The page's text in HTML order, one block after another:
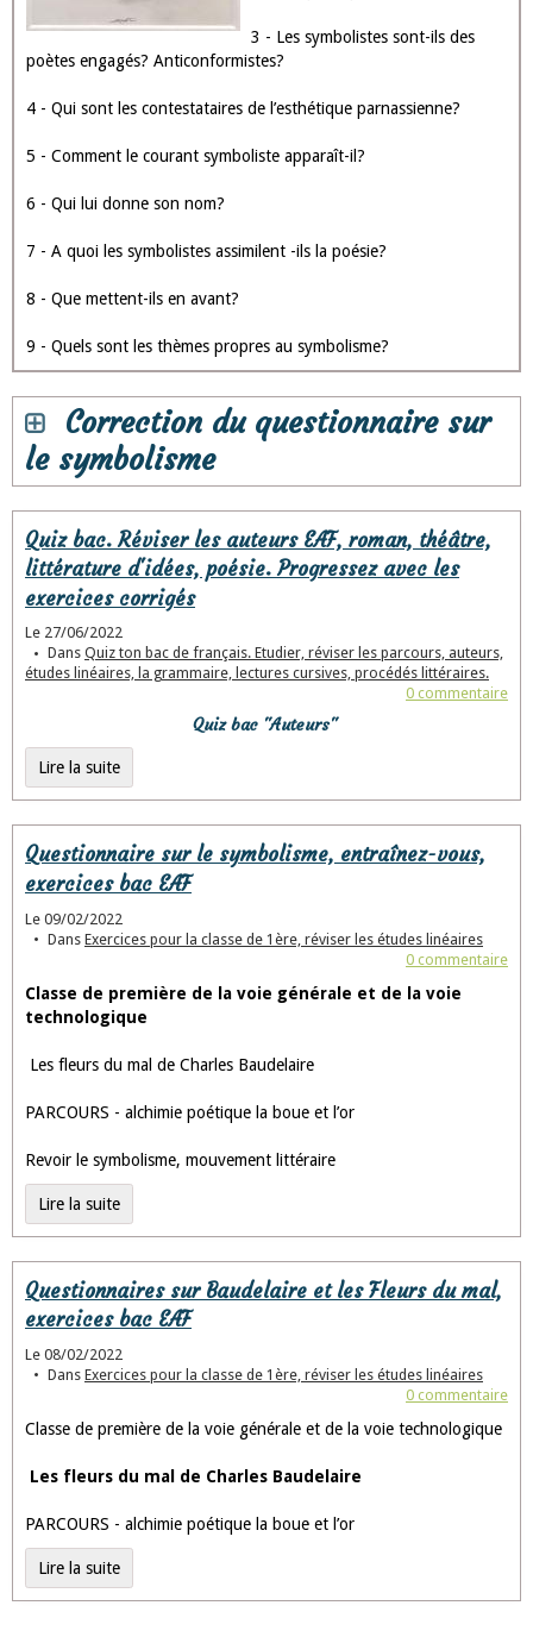
3 - Les symbolistes sont-ils des
poètes engagés? Anticonformistes?
4 - Qui sont les contestataires de l’esthétique parnassienne?
5 - Comment le courant symboliste apparaît-il?
6 - Qui lui donne son nom?
7 - A quoi les symbolistes assimilent -ils la poésie?
8 - Que mettent-ils en avant?
9 - Quels sont les thèmes propres au symbolisme?
Correction du questionnaire sur
le symbolisme
Quiz bac. Réviser les auteurs EAF, roman, théâtre,
littérature d'idées, poésie. Progressez avec les
exercices corrigés
Le 27/06/2022
Dans Quiz ton bac de français. Etudier, réviser les parcours, auteurs,
études linéaires, la grammaire, lectures cursives, procédés littéraires.
0 commentaire
Quiz bac "Auteurs"
Lire la suite
Questionnaire sur le symbolisme, entraînez-vous,
exercices bac EAF
Le 09/02/2022
Dans Exercices pour la classe de 1ère, réviser les études linéaires
0 commentaire
Classe de première de la voie générale et de la voie
technologique
Les fleurs du mal de Charles Baudelaire
PARCOURS - alchimie poétique la boue et l’or
Revoir le symbolisme, mouvement littéraire
Lire la suite
Questionnaires sur Baudelaire et les Fleurs du mal,
exercices bac EAF
Le 08/02/2022
Dans Exercices pour la classe de 1ère, réviser les études linéaires
0 commentaire
Classe de première de la voie générale et de la voie technologique
Les fleurs du mal de Charles Baudelaire
PARCOURS - alchimie poétique la boue et l’or
Lire la suite